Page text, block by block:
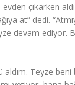
evden çıkarken
at” dedi.
devam ediyor.
Teyze